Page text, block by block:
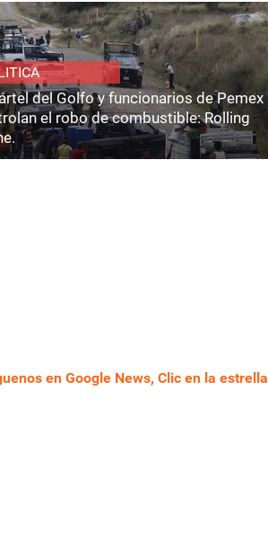
del Golfo y funcionarios de Pemex
el robo de combustible: Rolling
en Google News, Clic en la estrella